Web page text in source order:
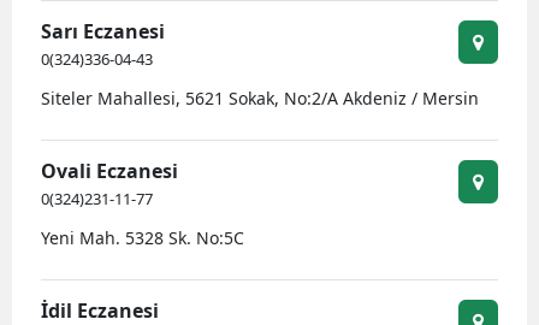
Sarı Eczanesi
0(324)336-04-43
Siteler Mahallesi, 5621 Sokak, No:2/A Akdeniz / Mersin
Ovali Eczanesi
0(324)231-11-77
Yeni Mah. 5328 Sk. No:5C
İdil Eczanesi